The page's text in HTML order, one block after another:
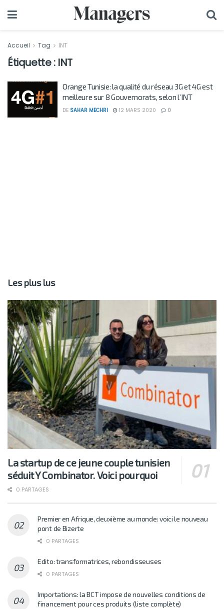
Accueil Tag INT
Étiquette : INT
Orange Tunisie: la qualité du réseau 3G et 4G est
meilleure sur 8 Gouvernorats, selon l’INT
DE SAHAR MECHRI 12 MARS 2020 0
Les plus lus
La startup de ce jeune couple tunisien
séduit Y Combinator. Voici pourquoi
0 PARTAGES
Premier en Afrique, deuxième au monde: voici le nouveau
pont de Bizerte
0 PARTAGES
Edito: transformatrices, rebondisseuses
0 PARTAGES
Importations: la BCT impose de nouvelles conditions de
financement pour ces produits (liste complète)